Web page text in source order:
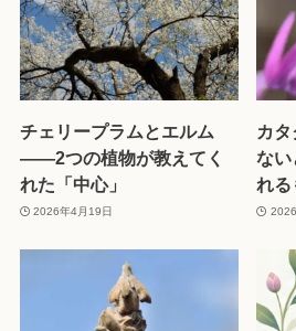
チェリープラムとエルム
——2つの植物が教えてく
れた「中心」
2026年4月19日
カ
ない
れる